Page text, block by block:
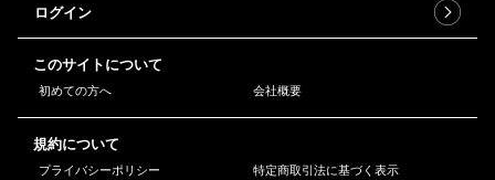
ログイン
このサイトについて
初めての方へ 会社概要
規約について
プライバシーポリシー 特定商取引法に基づく表示